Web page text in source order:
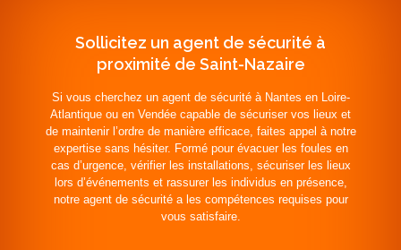
Sollicitez un agent de sécurité à
proximité de Saint-Nazaire
Si vous cherchez un agent de sécurité à Nantes en Loire-
Atlantique ou en Vendée capable de sécuriser vos lieux et
de maintenir l’ordre de manière efficace, faites appel à notre
expertise sans hésiter. Formé pour évacuer les foules en
cas d’urgence, vérifier les installations, sécuriser les lieux
lors d’événements et rassurer les individus en présence,
notre agent de sécurité a les compétences requises pour
vous satisfaire.